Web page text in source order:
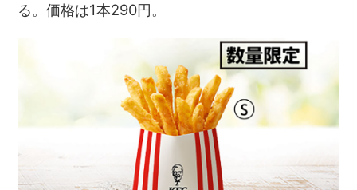
る。価格は1本290円。